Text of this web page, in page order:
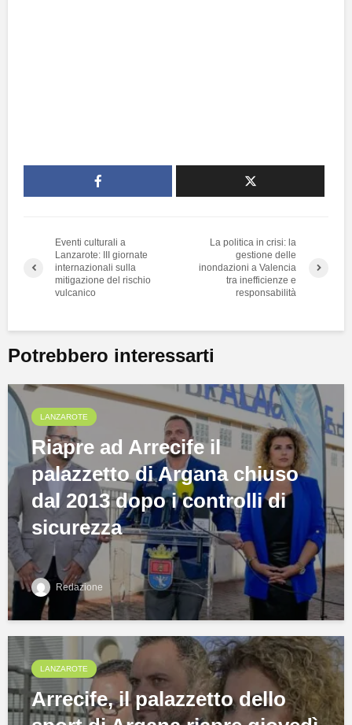
Eventi culturali a
Lanzarote: III giornate
internazionali sulla
mitigazione del rischio
vulcanico
La politica in crisi: la
gestione delle
inondazioni a Valencia
tra inefficienze e
responsabilità
Potrebbero interessarti
LANZAROTE
Riapre ad Arrecife il
palazzetto di Argana chiuso
dal 2013 dopo i controlli di
sicurezza
Redazione
LANZAROTE
Arrecife, il palazzetto dello